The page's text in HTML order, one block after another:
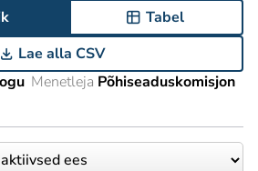
Tabel
Lae alla CSV
Menetleja Põhiseaduskomisjon